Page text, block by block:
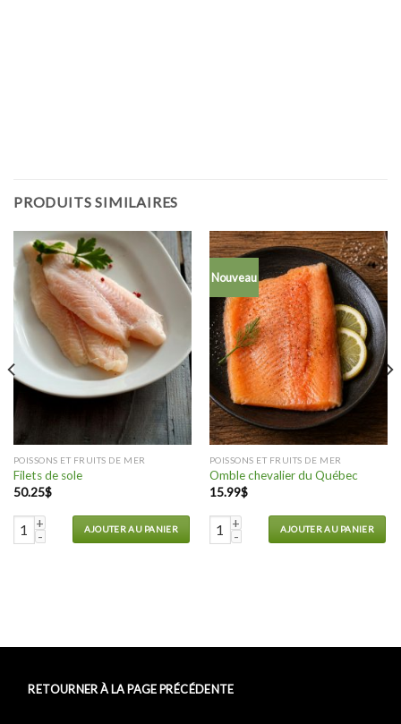
PRODUITS SIMILAIRES
POISSONS ET FRUITS DE MER
Filets de sole
50.25$
quantité de Filets de sole
AJOUTER AU PANIER
Nouveau
POISSONS ET FRUITS DE MER
Omble chevalier du Québec
15.99$
quantité de Omble chevalier du
AJOUTER AU PANIER
RETOURNER À LA PAGE PRÉCÉDENTE